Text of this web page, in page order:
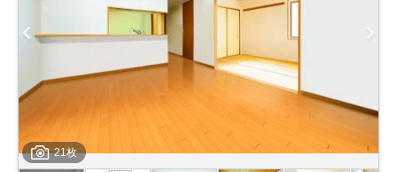
21枚